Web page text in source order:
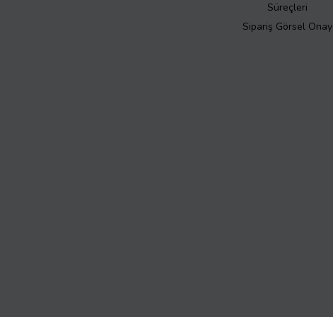
Süreçleri
Sipariş Görsel Onay